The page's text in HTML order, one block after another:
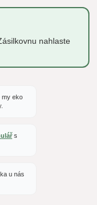
nahlaste
my eko
s
u nás